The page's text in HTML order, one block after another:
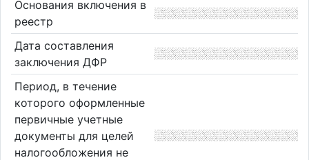
Основания включения в
реестр
Дата составления
заключения ДФР
Период, в течение
которого оформленные
первичные учетные
документы для целей
налогообложения не